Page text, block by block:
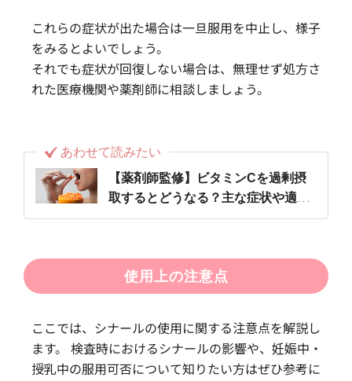
これらの症状が出た場合は一旦服用を中止し、様子
をみるとよいでしょう。
それでも症状が回復しない場合は、無理せず処方さ
れた医療機関や薬剤師に相談しましょう。
あわせて読みたい
【薬剤師監修】ビタミンCを過剰摂
取するとどうなる？主な症状や適切
な摂取量について解説
使用上の注意点
ここでは、シナールの使用に関する注意点を解説し
ます。 検査時におけるシナールの影響や、妊娠中・
授乳中の服用可否について知りたい方はぜひ参考に